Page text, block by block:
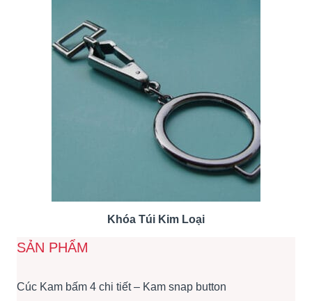
Khóa Túi Kim Loại
SẢN PHẨM
Cúc Kam bấm 4 chi tiết – Kam snap button